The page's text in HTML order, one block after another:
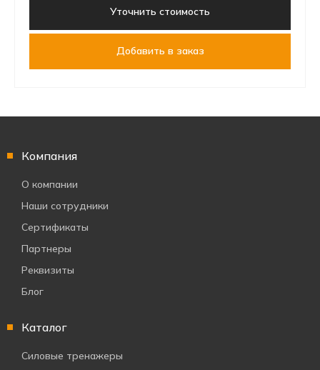
Уточнить стоимость
Добавить в заказ
Компания
О компании
Наши сотрудники
Сертификаты
Партнеры
Реквизиты
Блог
Каталог
Силовые тренажеры